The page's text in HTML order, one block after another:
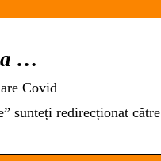
…
Covid
sunteți redirecționat către